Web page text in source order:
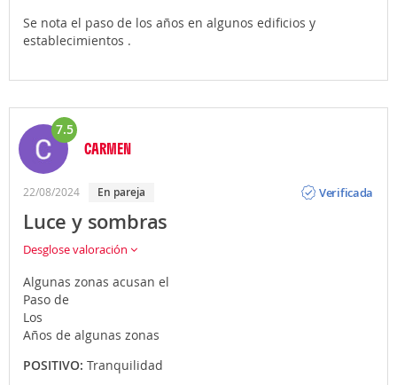
Se nota el paso de los años en algunos edificios y
establecimientos .
7.5
CARMEN
22/08/2024 En pareja
Verificada
Luce y sombras
Desglose valoración
Algunas zonas acusan el
Paso de
Los
Años de algunas zonas
POSITIVO: Tranquilidad